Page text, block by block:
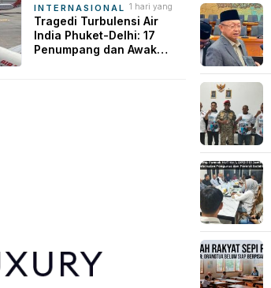
INTERNASIONAL 1 hari yang
lalu
Tragedi Turbulensi Air
India Phuket-Delhi: 17
Penumpang dan Awak